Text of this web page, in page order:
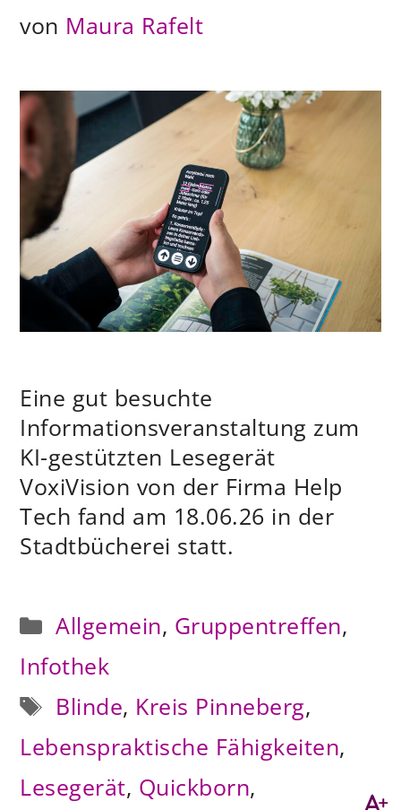
von Maura Rafelt
Eine gut besuchte
Informationsveranstaltung zum
KI-gestützten Lesegerät
VoxiVision von der Firma Help
Tech fand am 18.06.26 in der
Stadtbücherei statt.
Kategorien
Allgemein, Gruppentreffen,
Infothek
Schlagwörter
Blinde, Kreis Pinneberg,
Lebenspraktische Fähigkeiten,
Lesegerät, Quickborn,